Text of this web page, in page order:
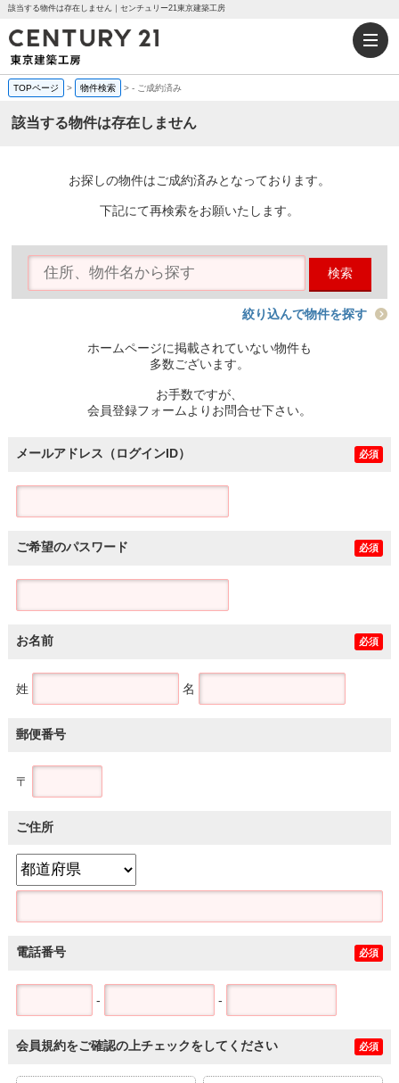
該当する物件は存在しません｜センチュリー21東京建築工房
TOPページ > 物件検索 >- ご成約済み
該当する物件は存在しません
お探しの物件はご成約済みとなっております。
下記にて再検索をお願いたします。
検索
絞り込んで物件を探す
ホームページに掲載されていない物件も
多数ございます。
お手数ですが、
会員登録フォームよりお問合せ下さい。
メールアドレス（ログインID） 必須
ご希望のパスワード 必須
お名前 必須
姓 名
郵便番号
〒
ご住所
電話番号 必須
- -
会員規約をご確認の上チェックをしてください 必須